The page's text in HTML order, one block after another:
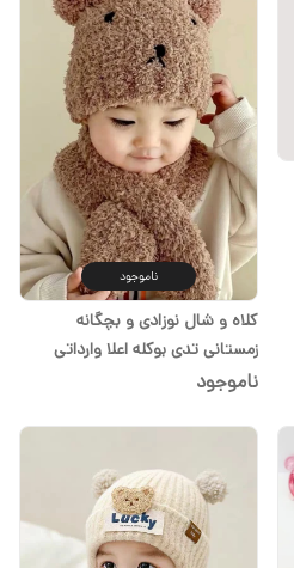
ناموجود
کلاه و شال نوزادی و بچگانه
زمستانی تدی بوکله اعلا وارداتی
ناموجود